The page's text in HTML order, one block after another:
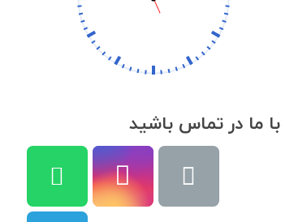
با ما در تماس باشید